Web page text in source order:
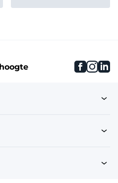
Graanopslag- en
transporteurs